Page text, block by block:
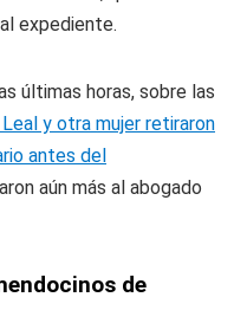
expediente.
últimas horas, sobre las
y otra mujer retiraron
antes del
aún más al abogado
de